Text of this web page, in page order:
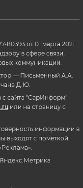
от 01 марта 2021
в сфере связи,
коммуникаций.
— Письменный А.А.
Д.Ю.
с сайта "СарИнформ"
или на страницу с
информации в
выходят с пометкой